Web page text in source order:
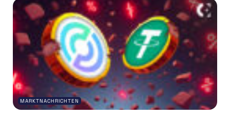
MARKTNACHRICHTEN